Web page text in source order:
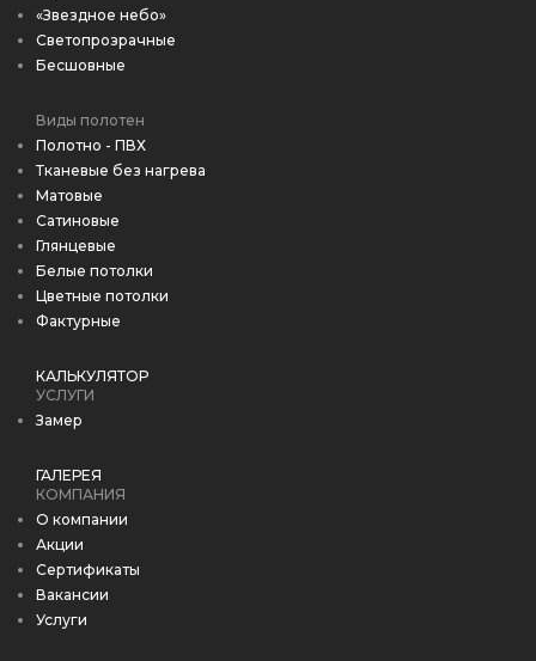
«Звездное небо»
Светопрозрачные
Бесшовные
Виды полотен
Полотно - ПВХ
Тканевые без нагрева
Матовые
Сатиновые
Глянцевые
Белые потолки
Цветные потолки
Фактурные
КАЛЬКУЛЯТОР
УСЛУГИ
Замер
ГАЛЕРЕЯ
КОМПАНИЯ
О компании
Акции
Сертификаты
Вакансии
Услуги